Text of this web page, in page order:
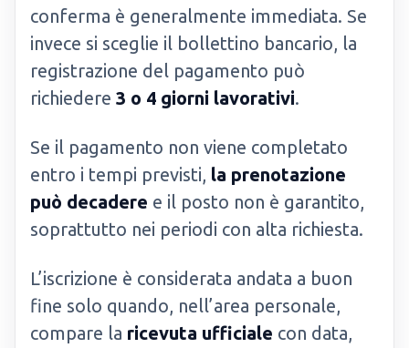
conferma è generalmente immediata. Se
invece si sceglie il bollettino bancario, la
registrazione del pagamento può
richiedere 3 o 4 giorni lavorativi.
Se il pagamento non viene completato
entro i tempi previsti, la prenotazione
può decadere e il posto non è garantito,
soprattutto nei periodi con alta richiesta.
L’iscrizione è considerata andata a buon
fine solo quando, nell’area personale,
compare la ricevuta ufficiale con data,